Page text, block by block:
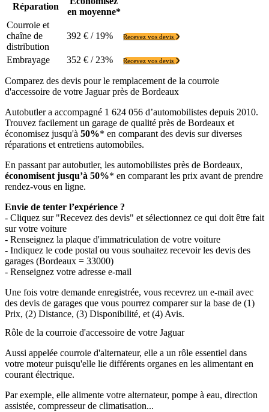
Réparation
en moyenne*
Courroie et
chaîne de
distribution
392 € / 19% Recevez vos devis
Embrayage 352 € / 23% Recevez vos devis
Comparez des devis pour le remplacement de la courroie
d'accessoire de votre Jaguar près de Bordeaux
Autobutler a accompagné 1 624 056 d’automobilistes depuis 2010.
Trouvez facilement un garage de qualité près de Bordeaux et
économisez jusqu'à 50%* en comparant des devis sur diverses
réparations et entretiens automobiles.
En passant par autobutler, les automobilistes près de Bordeaux,
économisent jusqu’à 50%* en comparant les prix avant de prendre
rendez-vous en ligne.
Envie de tenter l’expérience ?
- Cliquez sur "Recevez des devis" et sélectionnez ce qui doit être fait
sur votre voiture
- Renseignez la plaque d'immatriculation de votre voiture
- Indiquez le code postal ou vous souhaitez recevoir les devis des
garages (Bordeaux = 33000)
- Renseignez votre adresse e-mail
Une fois votre demande enregistrée, vous recevrez un e-mail avec
des devis de garages que vous pourrez comparer sur la base de (1)
Prix, (2) Distance, (3) Disponibilité, et (4) Avis.
Rôle de la courroie d'accessoire de votre Jaguar
Aussi appelée courroie d'alternateur, elle a un rôle essentiel dans
votre moteur puisqu'elle lie différents organes en les alimentant en
courant électrique.
Par exemple, elle alimente votre alternateur, pompe à eau, direction
assistée, compresseur de climatisation...